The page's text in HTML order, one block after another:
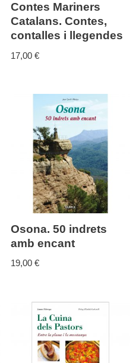
Contes Mariners
Catalans. Contes,
contalles i llegendes
17,00€
Osona. 50 indrets
amb encant
19,00€